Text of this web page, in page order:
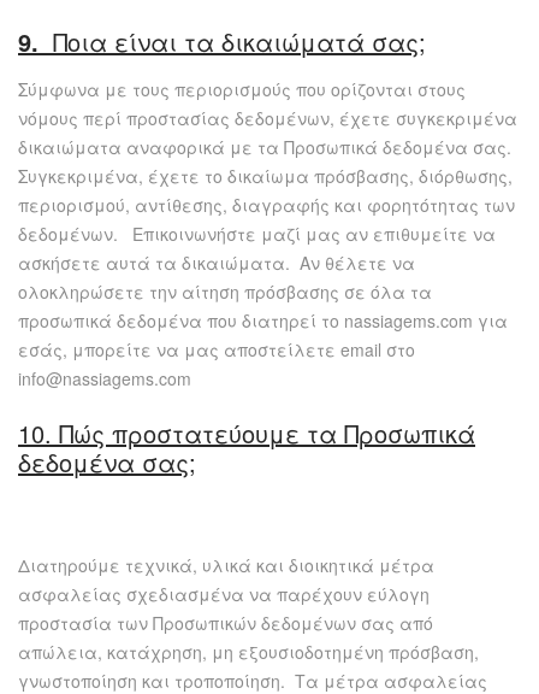
9. Ποια είναι τα δικαιώματά σας;
Σύμφωνα με τους περιορισμούς που ορίζονται στους
νόμους περί προστασίας δεδομένων, έχετε συγκεκριμένα
δικαιώματα αναφορικά με τα Προσωπικά δεδομένα σας.
Συγκεκριμένα, έχετε το δικαίωμα πρόσβασης, διόρθωσης,
περιορισμού, αντίθεσης, διαγραφής και φορητότητας των
δεδομένων. Επικοινωνήστε μαζί μας αν επιθυμείτε να
ασκήσετε αυτά τα δικαιώματα. Αν θέλετε να
ολοκληρώσετε την αίτηση πρόσβασης σε όλα τα
προσωπικά δεδομένα που διατηρεί το nassiagems.com για
εσάς, μπορείτε να μας αποστείλετε email στο
info@nassiagems.com
10. Πώς προστατεύουμε τα Προσωπικά
δεδομένα σας;
Διατηρούμε τεχνικά, υλικά και διοικητικά μέτρα
ασφαλείας σχεδιασμένα να παρέχουν εύλογη
προστασία των Προσωπικών δεδομένων σας από
απώλεια, κατάχρηση, μη εξουσιοδοτημένη πρόσβαση,
γνωστοποίηση και τροποποίηση. Τα μέτρα ασφαλείας